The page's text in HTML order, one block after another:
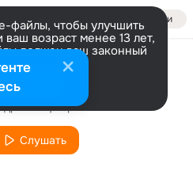
Войти
файлы, чтобы улучшить
возраст менее 13 лет,
должен ваш законный
информации
города
Лефлер
Слушать